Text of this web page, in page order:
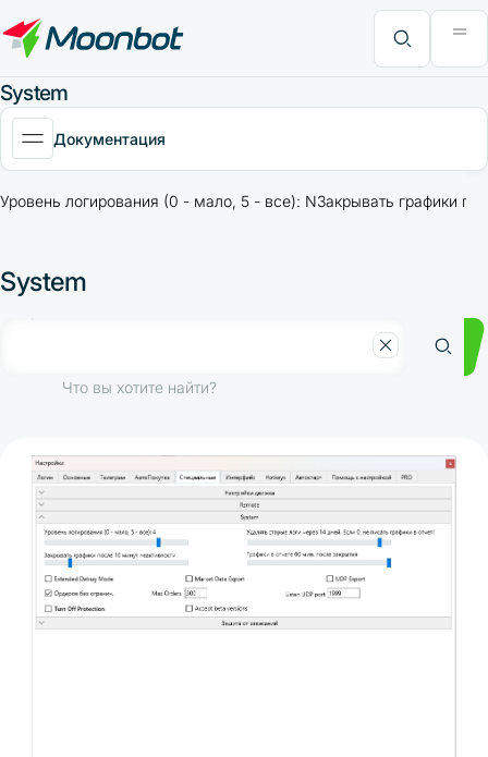
MoonBonus
Дополнительно
Книга
System
Документация
Уровень логирования (0 - мало, 5 - все): NЗакрывать графики
System
Что вы хотите найти?